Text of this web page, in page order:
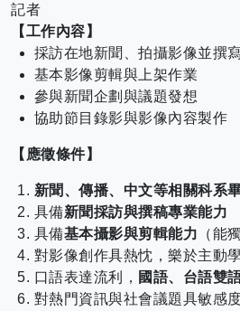
記者
【工作內容】
採訪在地新聞、拍攝影像並撰
基本影像剪輯與上架作業
參與新聞企劃與議題發想
協助節目錄影與影像內容製作
【應徵條件】
新聞、傳播、中文等相關科系
具備新聞採訪與撰稿專業能力
具備基本攝影與剪輯能力 （能
對影像創作具熱忱，樂於主動
口語表達流利， 國語、台語雙
對熱門資訊與社會議題具敏感